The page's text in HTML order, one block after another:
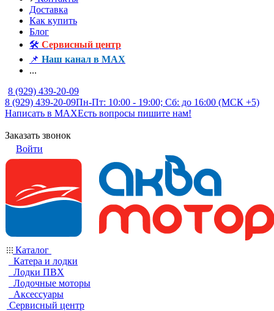
Доставка
Как купить
Блог
🛠️ Сервисный центр
📌 Наш канал в MAX
...
8 (929) 439-20-09
8 (929) 439-20-09Пн-Пт: 10:00 - 19:00; Сб: до 16:00 (МСК +5)
Написать в MAXЕсть вопросы пишите нам!
Заказать звонок
Войти
Каталог
Катера и лодки
Лодки ПВХ
Лодочные моторы
Аксессуары
Сервисный центр